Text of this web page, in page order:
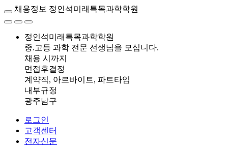
채용정보 정인석미래특목과학학원
정인석미래특목과학학원
중.고등 과학 전문 선생님을 모십니다.
채용 시까지
면접후결정
계약직, 아르바이트, 파트타임
내부규정
광주남구
로그인
고객센터
전자신문